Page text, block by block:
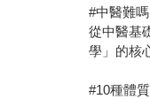
#中醫難
從中醫基
學」的核
#10種體